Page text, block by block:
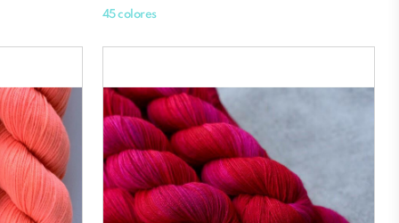
45 colores